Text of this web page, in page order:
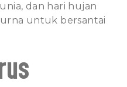
dan hari hujan
untuk bersantai